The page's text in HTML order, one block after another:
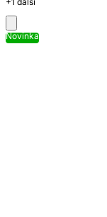
Novinka